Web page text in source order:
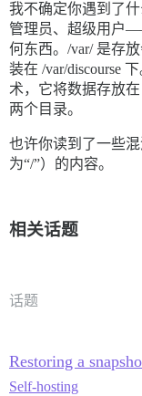
我不确定你遇到了
管理员、超级用户
何东西。/var/ 是存
装在 /var/discourse
术，它将数据存放
两个目录。
也许你读到了一些
为“/”）的内容。
相关话题
话题
Restoring a
Self-hosting